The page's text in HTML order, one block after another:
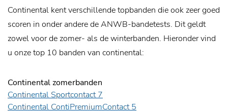
Continental kent verschillende topbanden die ook zeer goed
scoren in onder andere de ANWB-bandetests. Dit geldt
zowel voor de zomer- als de winterbanden. Hieronder vind
u onze top 10 banden van continental:
Continental zomerbanden
Continental Sportcontact 7
Continental ContiPremiumContact 5